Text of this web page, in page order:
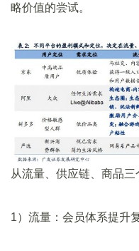
略价值的尝试。
从流量、供应链、商品三
1）流量：会员体系提升